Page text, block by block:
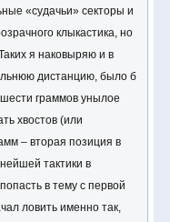
«судачьи» секторы и
клыкастика, но
я наковыряю и в
дистанцию, было б
граммов унылое
хвостов (или
– вторая позиция в
тактики в
в тему с первой
ловить именно так,